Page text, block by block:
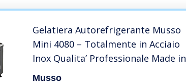
Gelatiera Autorefrigerante Musso
Mini 4080 – Totalmente in Acciaio
Inox Qualita’ Professionale Made in
Italy
Musso